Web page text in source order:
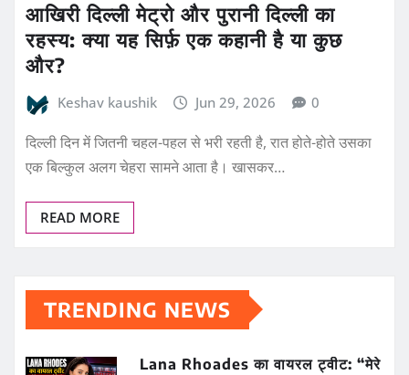
आखिरी दिल्ली मेट्रो और पुरानी दिल्ली का
रहस्य: क्या यह सिर्फ़ एक कहानी है या कुछ
और?
Keshav kaushik Jun 29, 2026 0
दिल्ली दिन में जितनी चहल-पहल से भरी रहती है, रात होते-होते उसका
एक बिल्कुल अलग चेहरा सामने आता है। खासकर…
READ MORE
TRENDING NEWS
Lana Rhoades का वायरल ट्वीट: “मेरे